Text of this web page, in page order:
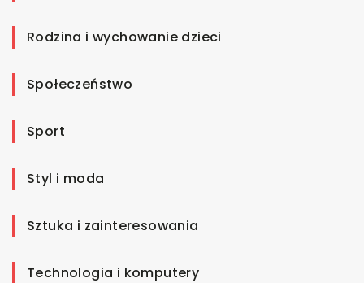
Rodzina i wychowanie dzieci
Społeczeństwo
Sport
Styl i moda
Sztuka i zainteresowania
Technologia i komputery